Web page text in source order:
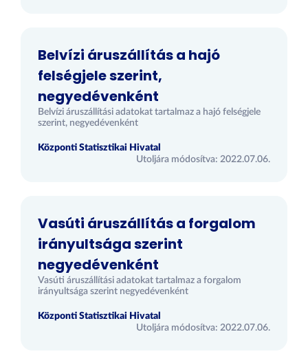
Belvízi áruszállítás a hajó
felségjele szerint,
negyedévenként
Belvízi áruszállítási adatokat tartalmaz a hajó felségjele
szerint, negyedévenként
Központi Statisztikai Hivatal
Utoljára módosítva: 2022.07.06.
Vasúti áruszállítás a forgalom
irányultsága szerint
negyedévenként
Vasúti áruszállítási adatokat tartalmaz a forgalom
irányultsága szerint negyedévenként
Központi Statisztikai Hivatal
Utoljára módosítva: 2022.07.06.